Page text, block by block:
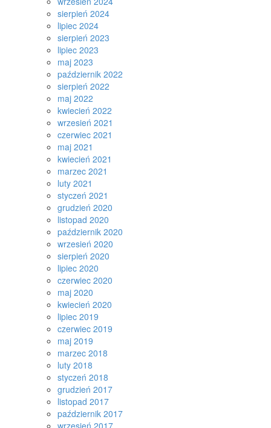
sierpień 2024
lipiec 2024
sierpień 2023
lipiec 2023
maj 2023
październik 2022
sierpień 2022
maj 2022
kwiecień 2022
wrzesień 2021
czerwiec 2021
maj 2021
kwiecień 2021
marzec 2021
luty 2021
styczeń 2021
grudzień 2020
listopad 2020
październik 2020
wrzesień 2020
sierpień 2020
lipiec 2020
czerwiec 2020
maj 2020
kwiecień 2020
lipiec 2019
czerwiec 2019
maj 2019
marzec 2018
luty 2018
styczeń 2018
grudzień 2017
listopad 2017
październik 2017
wrzesień 2017